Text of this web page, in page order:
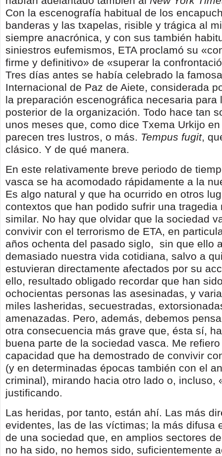
Con la escenografía habitual de los
banderas y las txapelas, risible y trágica al
siempre anacrónica, y con sus también
siniestros eufemismos, ETA proclamó su
firme y definitivo» de «superar la
Tres días antes se había celebrado la
Internacional de Paz de Aiete, considerada
la preparación escenográfica necesaria para
posterior de la organización. Todo hace tan
unos meses que, como dice Txema Urkijo
parecen tres lustros, o más. Tempus fugit,
clásico. Y de qué manera.
En este relativamente breve periodo de
vasca se ha acomodado rápidamente a la
Es algo natural y que ha ocurrido en otros
contextos que han podido sufrir una tragedia
similar. No hay que olvidar que la sociedad
convivir con el terrorismo de ETA, en
años ochenta del pasado siglo, sin que ello
demasiado nuestra vida cotidiana, salvo a
estuvieran directamente afectados por su
ello, resultado obligado recordar que han
ochocientas personas las asesinadas, y
miles lasheridas, secuestradas,
amenazadas. Pero, además, debemos
otra consecuencia más grave que, ésta sí,
buena parte de la sociedad vasca. Me
capacidad que ha demostrado de convivir
(y en determinadas épocas también con el
criminal), mirando hacia otro lado o, incluso,
justificando.
Las heridas, por tanto, están ahí. Las más
evidentes, las de las víctimas; la más difusa
de una sociedad que, en amplios sectores
no ha sido, no hemos sido, suficientemente